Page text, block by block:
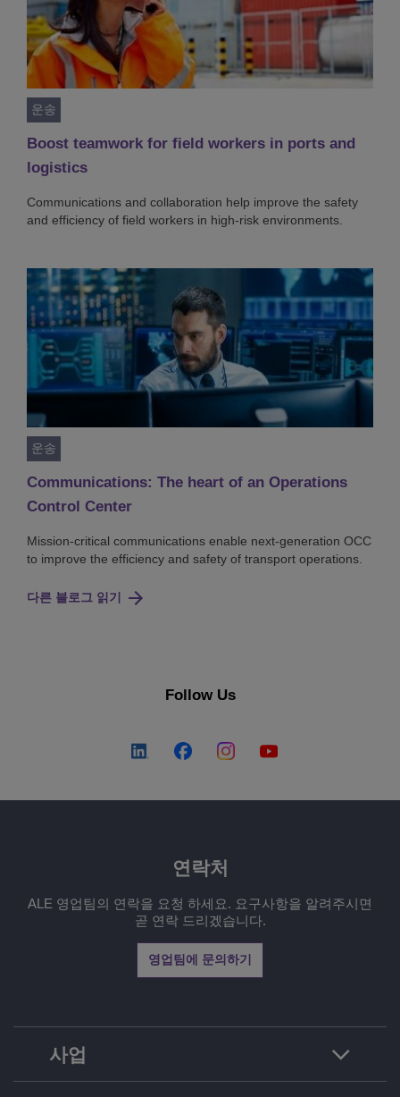
운송
Boost teamwork for field workers in ports and
logistics
Communications and collaboration help improve the safety
and efficiency of field workers in high-risk environments.
운송
Communications: The heart of an Operations
Control Center
Mission-critical communications enable next-generation OCC
to improve the efficiency and safety of transport operations.
다른 블로그 읽기
Follow Us
사업
연락처
ALE 영업팀의 연락을 요청 하세요. 요구사항을 알려주시면
곧 연락 드리겠습니다.
영업팀에 문의하기